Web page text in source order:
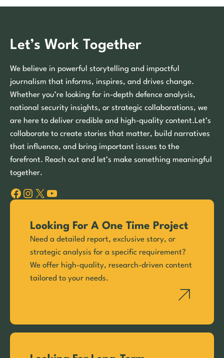
Let’s Work Together
We believe in powerful storytelling and impactful
journalism that informs, inspires, and drives change.
Whether you’re looking for in-depth defence analysis,
national security insights, or strategic collaborations, we
are here to deliver credible and high-quality content.Let’s
collaborate to create stories that matter, build narratives
that influence, and bring important issues to the
forefront. Reach out and let’s make something meaningful
together.
Facebook Instagram X YouTube
Looking For A One Time Project
Need a detailed report, exclusive story, or
strategic analysis for a specific requirement?
We offer high-quality, research-driven content
tailored to your needs.